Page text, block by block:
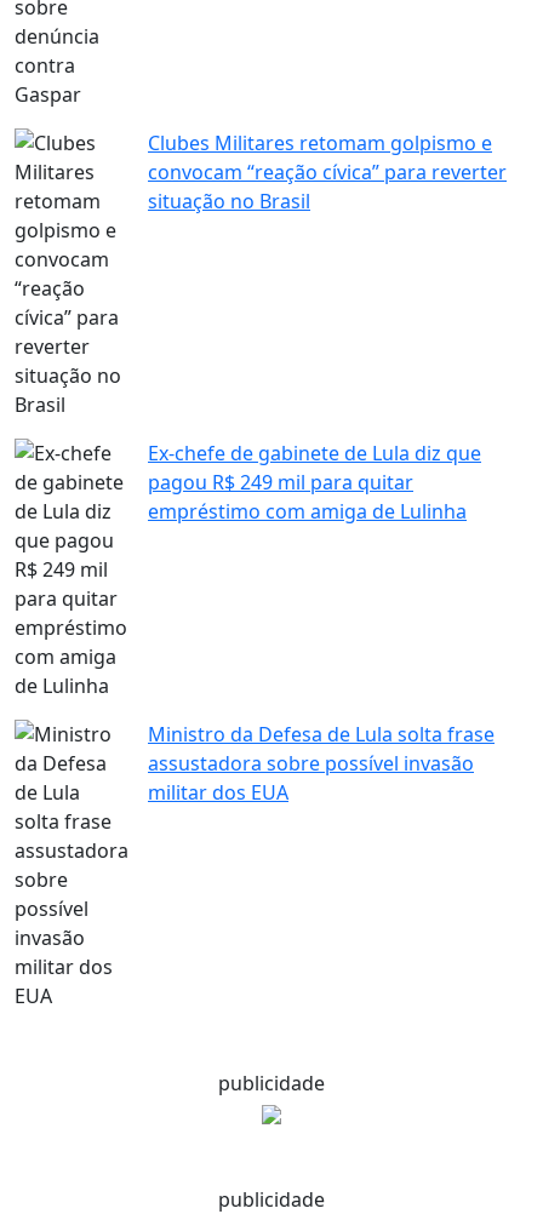
Clubes Militares retomam golpismo e
convocam “reação cívica” para reverter
situação no Brasil
Ex-chefe de gabinete de Lula diz que
pagou R$ 249 mil para quitar
empréstimo com amiga de Lulinha
Ministro da Defesa de Lula solta frase
assustadora sobre possível invasão
militar dos EUA
publicidade
publicidade